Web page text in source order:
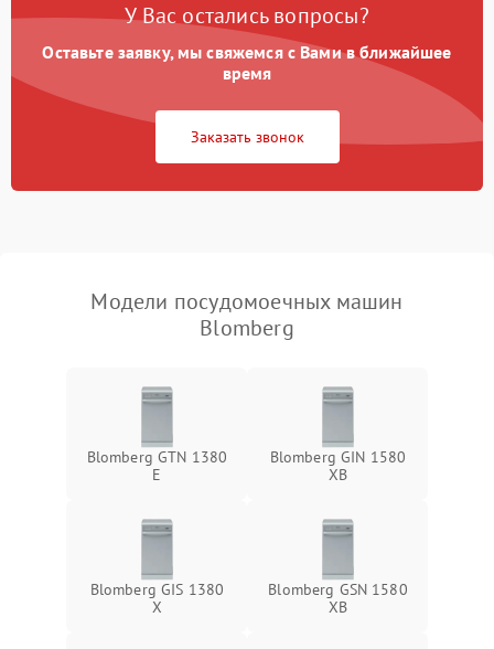
Не работает сушилка 2100 ₽ Подробнее →
Сбои в работе таймера 1700 ₽
У Вас остались вопросы?
Оставьте заявку, мы свяжемся с Вами в ближайшее
время
Заказать звонок
Модели посудомоечных машин
Blomberg
Blomberg GTN 1380
E
Blomberg GIN 1580
XB
Blomberg GIS 1380
X
Blomberg GSN 1580
XB